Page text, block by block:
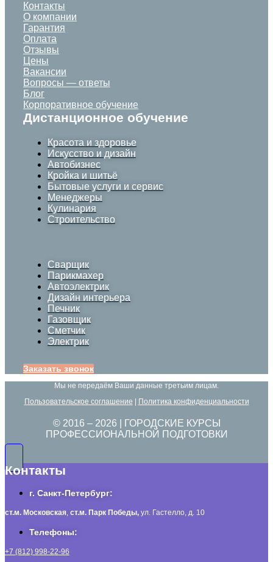
Контакты
О компании
Гарантия
Оплата
Отзывы
Цены
Вакансии
Вопросы — ответы
Блог
Корпоративное обучение
Дистанционное обучение
Красота и здоровье
Искусство и дизайн
Автобизнес
Кройка и шитьё
Бытовые услуги и сервис
Менеджеры
Кулинария
Строительство
Сварщик
Парикмахер
Автоэлектрик
Дизайн интерьера
Печник
Газовщик
Сметчик
Электрик
Заказать звонок
Мы не передаём Ваши данные третьим лицам.
Пользовательское соглашение
Политика конфиденциальности
© 2016 – 2026 | ГОРОДСКИЕ КУРСЫ
ПРОФЕССИОНАЛЬНОЙ ПОДГОТОВКИ
Контакты
г. Санкт-Петербург:
ст.м. Московская, ст.м. Парк Победы, ул. Гастелло, д. 10
Телефоны:
+7 (812) 998-22-96